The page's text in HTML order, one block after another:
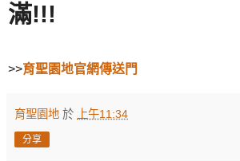
滿!!!
>>育聖園地官網傳送門
育聖園地 於 上午11:34
分享